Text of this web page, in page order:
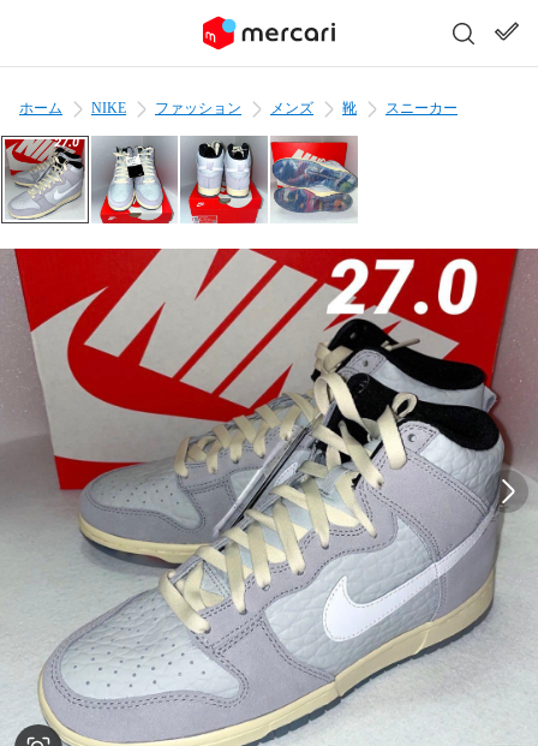
ホーム NIKE ファッション メンズ 靴 スニーカー